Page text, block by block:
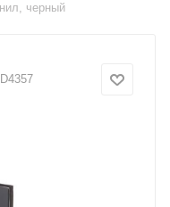
черный